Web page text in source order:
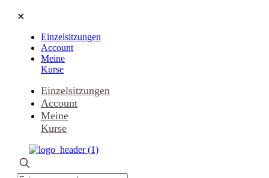
✕
Einzelsitzungen
Account
Meine
Kurse
Einzelsitzungen
Account
Meine
Kurse